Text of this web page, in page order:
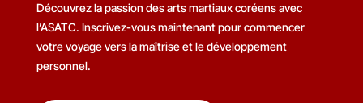
Découvrez la passion des arts martiaux coréens avec
l’ASATC. Inscrivez-vous maintenant pour commencer
votre voyage vers la maîtrise et le développement
personnel.